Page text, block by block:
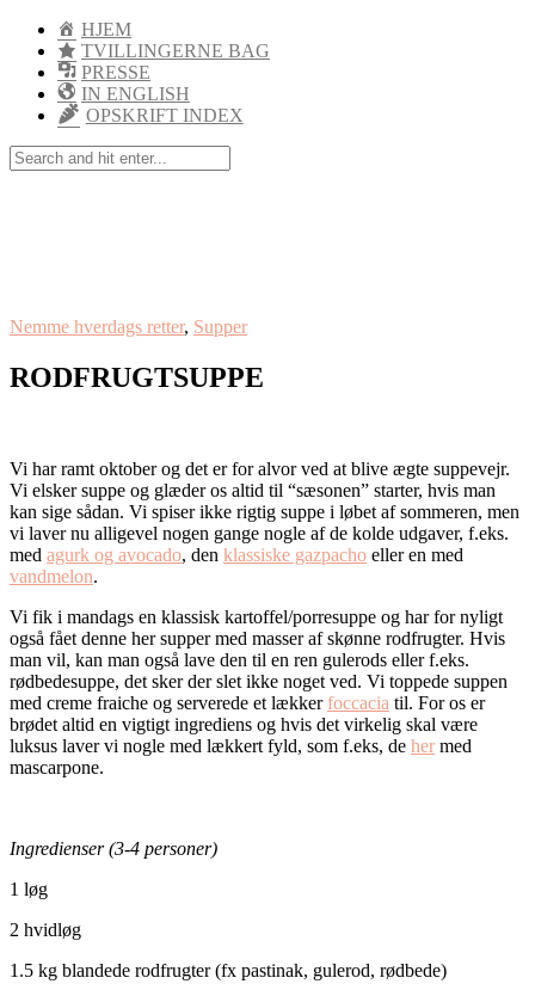
HJEM
TVILLINGERNE BAG
PRESSE
IN ENGLISH
OPSKRIFT INDEX
Nemme hverdags retter, Supper
RODFRUGTSUPPE
Vi har ramt oktober og det er for alvor ved at blive ægte suppevejr.
Vi elsker suppe og glæder os altid til “sæsonen” starter, hvis man
kan sige sådan. Vi spiser ikke rigtig suppe i løbet af sommeren, men
vi laver nu alligevel nogen gange nogle af de kolde udgaver, f.eks.
med agurk og avocado, den klassiske gazpacho eller en med
vandmelon.
Vi fik i mandags en klassisk kartoffel/porresuppe og har for nyligt
også fået denne her supper med masser af skønne rodfrugter. Hvis
man vil, kan man også lave den til en ren gulerods eller f.eks.
rødbedesuppe, det sker der slet ikke noget ved. Vi toppede suppen
med creme fraiche og serverede et lækkerfoccacia til. For os er
brødet altid en vigtigt ingrediens og hvis det virkelig skal være
luksus laver vi nogle med lækkert fyld, som f.eks, de her med
mascarpone.
Ingredienser (3-4 personer)
1 løg
2 hvidløg
1.5 kg blandede rodfrugter (fx pastinak, gulerod, rødbede)